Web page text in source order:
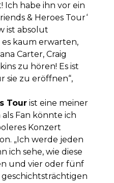
Ich habe ihn vor ein
& Heroes Tour‘
ist absolut
kaum erwarten,
Carter, Craig
zu hören! Es ist
sie zu eröffnen“,
Tour ist eine meiner
Fan könnte ich
Konzert
„Ich werde jeden
ich sehe, wie diese
und vier oder fünf